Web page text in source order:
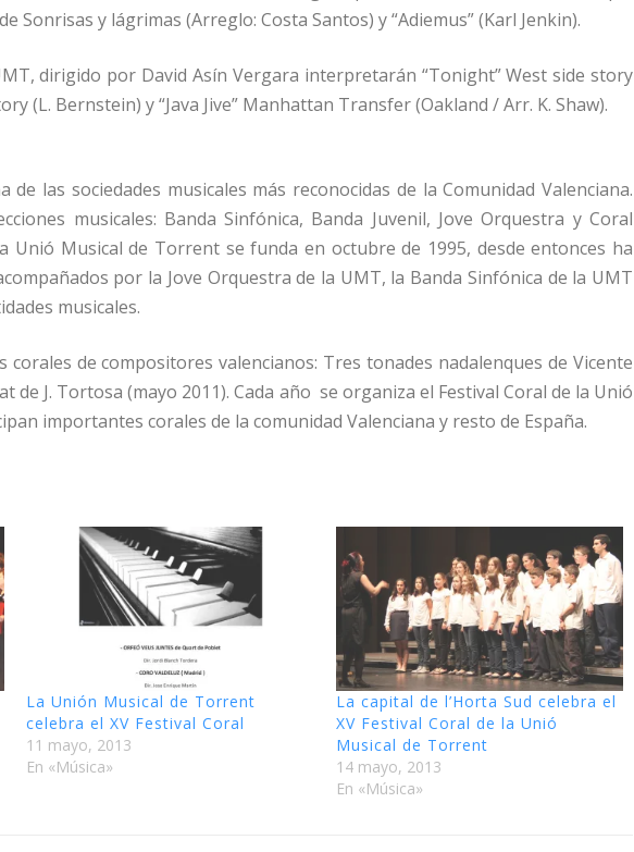
Sonrisas y lágrimas (Arreglo: Costa Santos) y “Adiemus” (Karl Jenkin).
dirigido por David Asín Vergara interpretarán “Tonight” West side story
(L. Bernstein) y “Java Jive” Manhattan Transfer (Oakland / Arr. K. Shaw).
las sociedades musicales más reconocidas de la Comunidad Valenciana.
musicales: Banda Sinfónica, Banda Juvenil, Jove Orquestra y Coral
Unió Musical de Torrent se funda en octubre de 1995, desde entonces ha
por la Jove Orquestra de la UMT, la Banda Sinfónica de la UMT
musicales.
de compositores valencianos: Tres tonades nadalenques de Vicente
de J. Tortosa (mayo 2011). Cada año se organiza el Festival Coral de la Unió
importantes corales de la comunidad Valenciana y resto de España.
La Unión Musical de Torrent
celebra el XV Festival Coral
11 mayo, 2013
En «Música»
La capital de l’Horta Sud celebra el
XV Festival Coral de la Unió
Musical de Torrent
14 mayo, 2013
En «Música»